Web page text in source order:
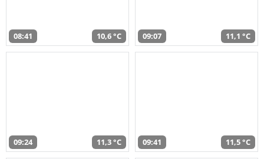
08:41 10,6 °C 09:07 11,1 °C
09:24 11,3 °C 09:41 11,5 °C